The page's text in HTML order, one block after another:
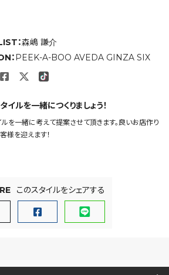
：森嶋 謙介
： PEEK-A-BOO AVEDA GINZA SIX
ルを一緒につくりましょう！
を一緒に考えて提案させて頂きます。良いお店作り
様を迎えます！
このスタイルをシェアする